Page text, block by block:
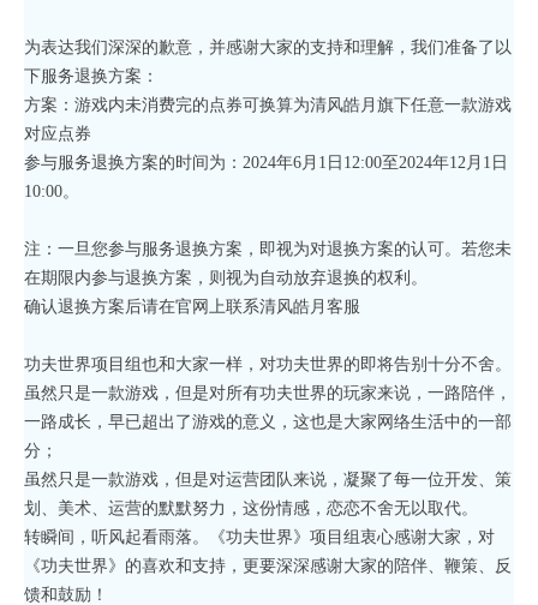
为表达我们深深的歉意，并感谢大家的支持和理解，我们准备了以
下服务退换方案：
方案：游戏内未消费完的点券可换算为清风皓月旗下任意一款游戏
对应点券
参与服务退换方案的时间为：2024年6月1日12:00至2024年12月1日
10:00。
注：一旦您参与服务退换方案，即视为对退换方案的认可。若您未
在期限内参与退换方案，则视为自动放弃退换的权利。
确认退换方案后请在官网上联系清风皓月客服
功夫世界项目组也和大家一样，对功夫世界的即将告别十分不舍。
虽然只是一款游戏，但是对所有功夫世界的玩家来说，一路陪伴，
一路成长，早已超出了游戏的意义，这也是大家网络生活中的一部
分；
虽然只是一款游戏，但是对运营团队来说，凝聚了每一位开发、策
划、美术、运营的默默努力，这份情感，恋恋不舍无以取代。
转瞬间，听风起看雨落。《功夫世界》项目组衷心感谢大家，对
《功夫世界》的喜欢和支持，更要深深感谢大家的陪伴、鞭策、反
馈和鼓励！